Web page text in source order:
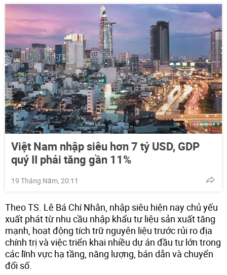
Việt Nam nhập siêu hơn 7 tỷ USD, GDP
quý II phải tăng gần 11%
19 Tháng Năm, 20:11
Theo TS. Lê Bá Chí Nhân, nhập siêu hiện nay chủ yếu
xuất phát từ nhu cầu nhập khẩu tư liệu sản xuất tăng
mạnh, hoạt động tích trữ nguyên liệu trước rủi ro địa
chính trị và việc triển khai nhiều dự án đầu tư lớn trong
các lĩnh vực hạ tầng, năng lượng, bán dẫn và chuyển
đổi số.